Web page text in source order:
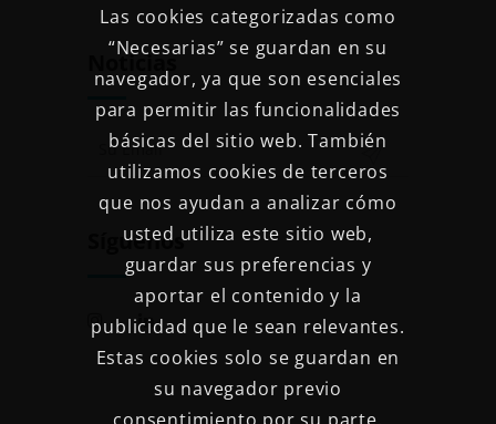
Noticias
Síguenos
Las cookies categorizadas como
“Necesarias” se guardan en su
navegador, ya que son esenciales
para permitir las funcionalidades
básicas del sitio web. También
utilizamos cookies de terceros
que nos ayudan a analizar cómo
usted utiliza este sitio web,
guardar sus preferencias y
aportar el contenido y la
publicidad que le sean relevantes.
Estas cookies solo se guardan en
su navegador previo